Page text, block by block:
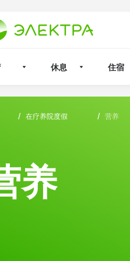
休息 住宿
/ 营养
在疗养院度假 /
养